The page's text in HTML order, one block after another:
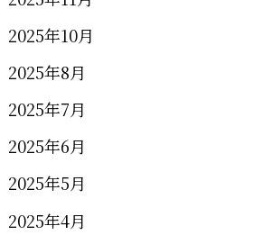
2025年10月
2025年8月
2025年7月
2025年6月
2025年5月
2025年4月